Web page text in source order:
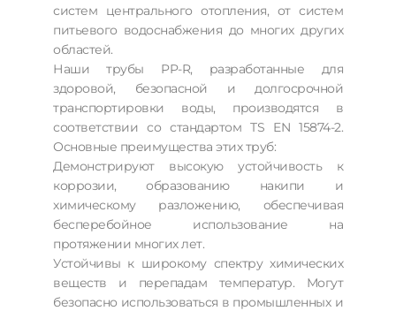
систем центрального отопления, от систем
питьевого водоснабжения до многих других
областей.
Наши трубы PP-R, разработанные для
здоровой, безопасной и долгосрочной
транспортировки воды, производятся в
соответствии со стандартом TS EN 15874-2.
Основные преимущества этих труб:
Демонстрируют высокую устойчивость к
коррозии, образованию накипи и
химическому разложению, обеспечивая
бесперебойное использование на
протяжении многих лет.
Устойчивы к широкому спектру химических
веществ и перепадам температур. Могут
безопасно использоваться в промышленных и